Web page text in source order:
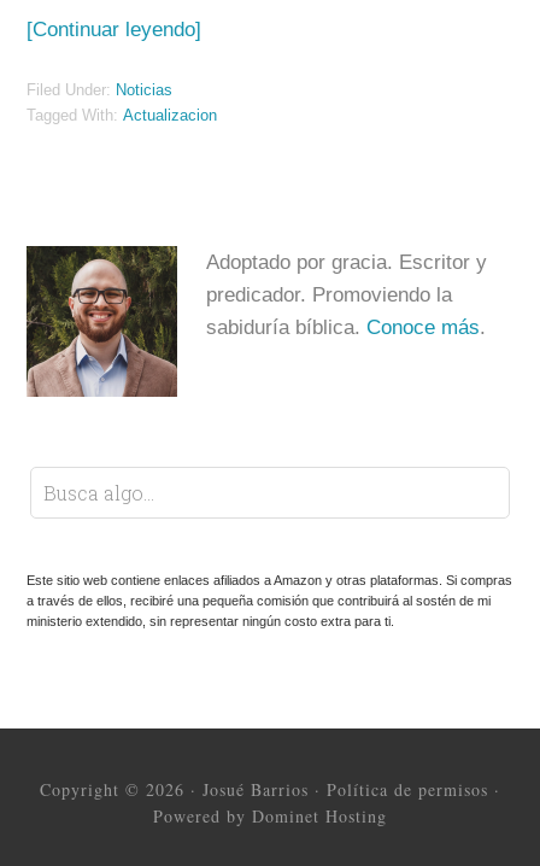
[Continuar leyendo]
Filed Under: Noticias
Tagged With:Actualizacion
Adoptado por gracia. Escritor y
predicador. Promoviendo la
sabiduría bíblica.Conoce más.
Este sitio web contiene enlaces afiliados a Amazon y otras plataformas. Si compras
a través de ellos, recibiré una pequeña comisión que contribuirá al sostén de mi
ministerio extendido, sin representar ningún costo extra para ti.
Copyright © 2026 · Josué Barrios · Política de permisos ·
Powered by Dominet Hosting